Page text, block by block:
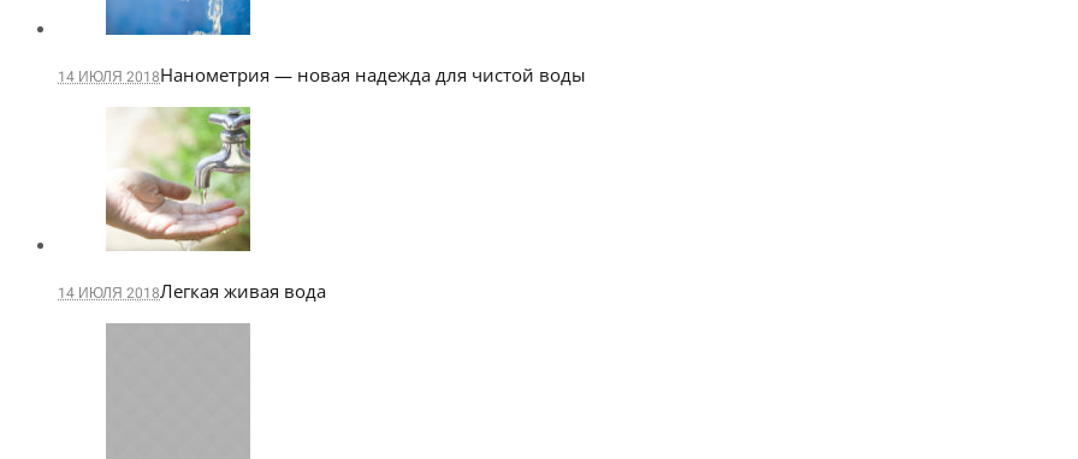
14 ИЮЛЯ 2018Нанометрия — новая надежда для чистой воды
14 ИЮЛЯ 2018Легкая живая вода